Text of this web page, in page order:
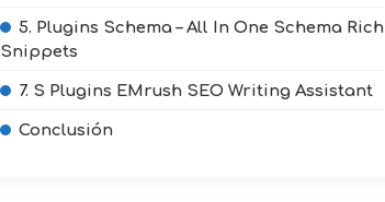
5. Plugins Schema – All In One Schema Rich
Snippets
7. S Plugins EMrush SEO Writing Assistant
Conclusión